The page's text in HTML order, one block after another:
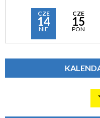
CZE
14
NIE
CZE
15
PON